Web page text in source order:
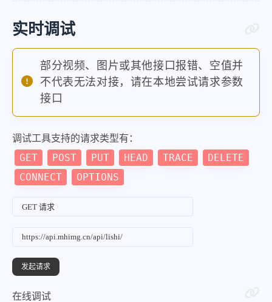
实时调试
部分视频、图片或其他接口报错、空值并
不代表无法对接，请在本地尝试请求参数
接口
调试工具支持的请求类型有：
GET POST PUT HEAD TRACE
DELETE
CONNECT
OPTIONS
在线调试